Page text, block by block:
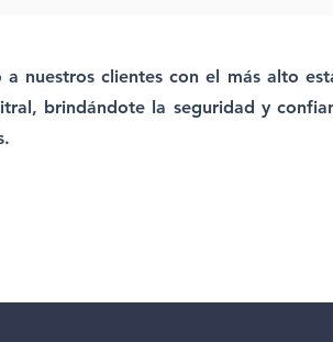
nuestros clientes con el más alto
brindándote la seguridad y